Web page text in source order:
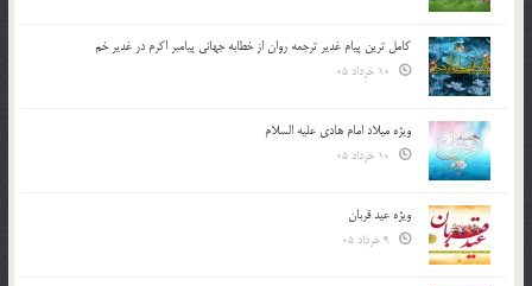
کامل ترین پیام غدیر ترجمه روان از خطابه جهانی پیامبر اکرم در غدیر خم
ویژه میلاد امام هادی علیه السلام
ویژه عید قربان